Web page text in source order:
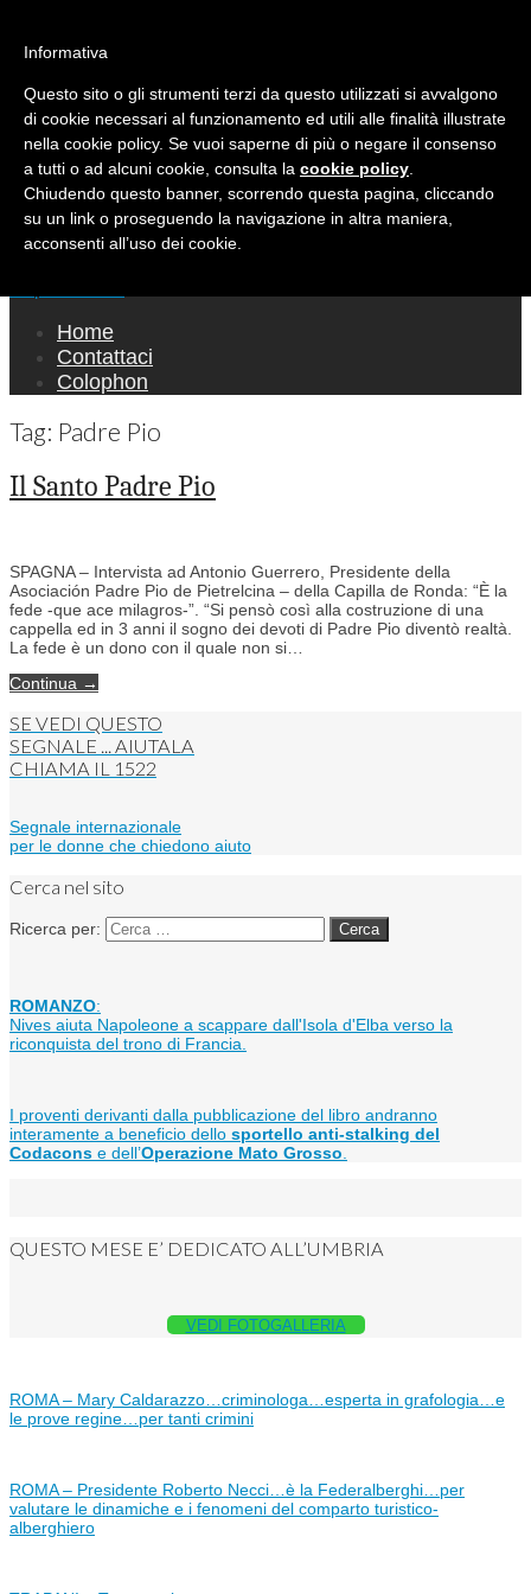
Mondo Italiano nel Mondo
LE INTERVISTE SONO AGLI ITALIANI CHE
RICOPRONO RUOLI ISTITUZIONALI, A
QUELLI CHE RAPPRESENTANO LA SOCIETÀ E
A CHI È UN "COMUNE CITTADINO" ...
PER TUTTO QUESTO SIAMO "ORGOGLIOSI
DI ESSERE ITALIANI"
Home
Contattaci
Colophon
Tag: Padre Pio
Il Santo Padre Pio
SPAGNA – Intervista ad Antonio Guerrero, Presidente della
Asociación Padre Pio de Pietrelcina – della Capilla de Ronda: “È la
fede -que ace milagros-”. “Si pensò così alla costruzione di una
cappella ed in 3 anni il sogno dei devoti di Padre Pio diventò realtà.
La fede è un dono con il quale non si…
Continua →
SE VEDI QUESTO
SEGNALE ... AIUTALA
CHIAMA IL 1522
Segnale internazionale
per le donne che chiedono aiuto
Cerca nel sito
Ricerca per:
ROMANZO:
Nives aiuta Napoleone a scappare dall'Isola d'Elba verso la
riconquista del trono di Francia.
I proventi derivanti dalla pubblicazione del libro andranno
interamente a beneficio dello sportello anti-stalking del
Codacons e dell’Operazione Mato Grosso
QUESTO MESE E’ DEDICATO ALL’UMBRIA
VEDI FOTOGALLERIA
ROMA – Mary Caldarazzo…criminologa…esperta in grafologia…e
le prove regine…per tanti crimini
ROMA – Presidente Roberto Necci…è la Federalberghi…per
valutare le dinamiche e i fenomeni del comparto turistico-
alberghiero
Informativa
Questo sito o gli strumenti terzi da questo utilizzati si avvalgono
di cookie necessari al funzionamento ed utili alle finalità illustrate
nella cookie policy. Se vuoi saperne di più o negare il consenso
a tutti o ad alcuni cookie, consulta la cookie policy
Chiudendo questo banner, scorrendo questa pagina, cliccando
su un link o proseguendo la navigazione in altra maniera,
acconsenti all’uso dei cookie.